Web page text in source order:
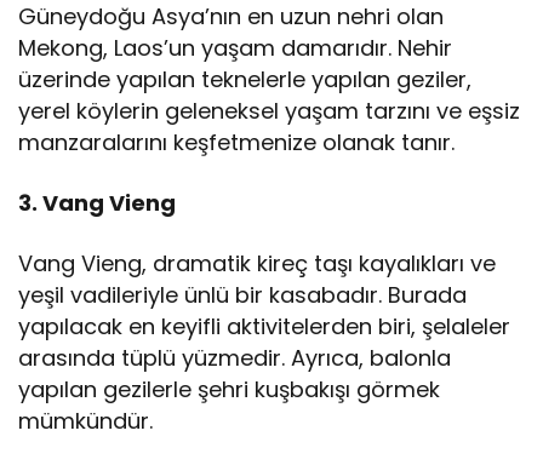
Güneydoğu Asya’nın en uzun nehri olan
Mekong, Laos’un yaşam damarıdır. Nehir
üzerinde yapılan teknelerle yapılan geziler,
yerel köylerin geleneksel yaşam tarzını ve eşsiz
manzaralarını keşfetmenize olanak tanır.
3. Vang Vieng
Vang Vieng, dramatik kireç taşı kayalıkları ve
yeşil vadileriyle ünlü bir kasabadır. Burada
yapılacak en keyifli aktivitelerden biri, şelaleler
arasında tüplü yüzmedir. Ayrıca, balonla
yapılan gezilerle şehri kuşbakışı görmek
mümkündür.